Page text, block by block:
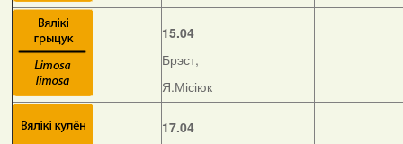
15.04
Брэст,
Я.Місіюк
17.04